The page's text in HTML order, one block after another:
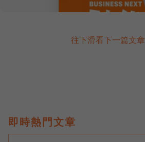
往下滑看下一篇文章
即時熱門文章